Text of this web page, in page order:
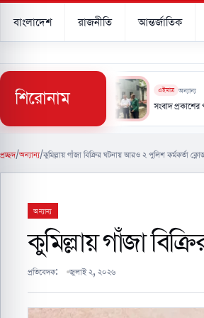
বাংলাদেশ রাজনীতি আন্তর্জাতিক
শিরোনাম
এগিয়ে ইরানের নিজস্ব প্রযুক্তি’
এইমাত্র অন্যান্য
সংবাদ প্রকাশের পর
প্রচ্ছদ/অন্যান্য/কুমিল্লায় গাঁজা বিক্রির ঘটনায় আরও ২ পুলিশ কর্মকর্তা
অন্যান্য
কুমিল্লায় গাঁজা
প্রতিবেদক: জুলাই ২, ২০২৬